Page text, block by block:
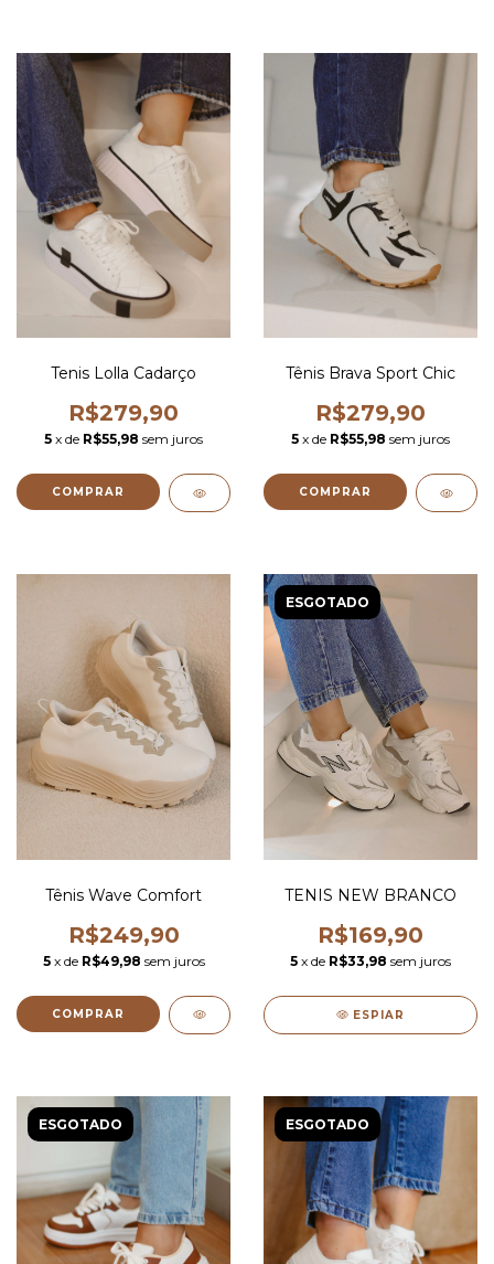
Tenis Lolla Cadarço
R$279,90
5 x de R$55,98 sem juros
COMPRAR
Tênis Brava Sport Chic
R$279,90
5 x de R$55,98 sem juros
COMPRAR
Tênis Wave Comfort
R$249,90
5 x de R$49,98 sem juros
COMPRAR
ESGOTADO
TENIS NEW BRANCO
R$169,90
5 x de R$33,98 sem juros
ESPIAR
ESGOTADO ESGOTADO